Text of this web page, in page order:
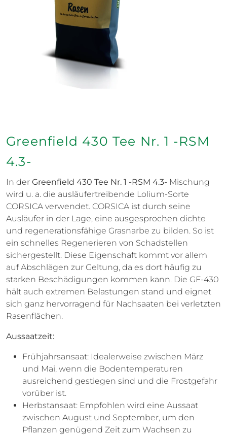
Greenfield 430 Tee Nr. 1 -RSM
4.3-
In der Greenfield 430 Tee Nr. 1 -RSM 4.3- Mischung
wird u. a. die ausläufertreibende Lolium-Sorte
CORSICA verwendet. CORSICA ist durch seine
Ausläufer in der Lage, eine ausgesprochen dichte
und regenerationsfähige Grasnarbe zu bilden. So ist
ein schnelles Regenerieren von Schadstellen
sichergestellt. Diese Eigenschaft kommt vor allem
auf Abschlägen zur Geltung, da es dort häufig zu
starken Beschädigungen kommen kann. Die GF-430
hält auch extremen Belastungen stand und eignet
sich ganz hervorragend für Nachsaaten bei verletzten
Rasenflächen.
Aussaatzeit:
Frühjahrsansaat: Idealerweise zwischen März
und Mai, wenn die Bodentemperaturen
ausreichend gestiegen sind und die Frostgefahr
vorüber ist.
Herbstansaat: Empfohlen wird eine Aussaat
zwischen August und September, um den
Pflanzen genügend Zeit zum Wachsen zu